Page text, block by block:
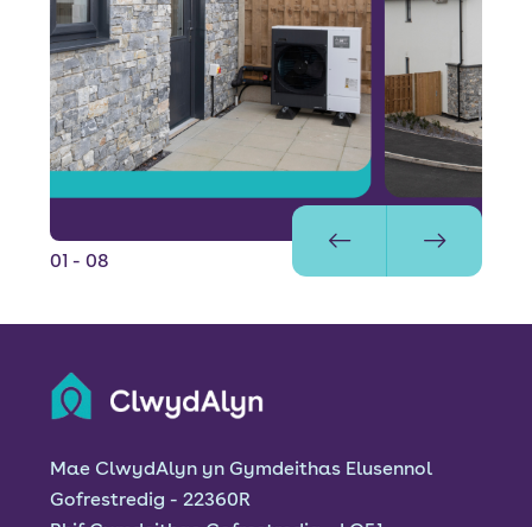
01 - 08
Mae ClwydAlyn yn Gymdeithas Elusennol
Gofrestredig - 22360R